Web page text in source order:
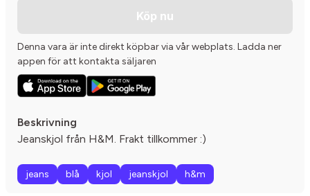
Köp nu
Denna vara är inte direkt köpbar via vår webplats. Ladda ner
appen för att kontakta säljaren
Beskrivning
Jeanskjol från H&M. Frakt tillkommer :)
jeans blå kjol jeanskjol h&m